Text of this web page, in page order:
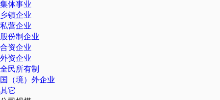
集体事业
乡镇企业
私营企业
股份制企业
合资企业
外资企业
全民所有制
国（境）外企业
其它